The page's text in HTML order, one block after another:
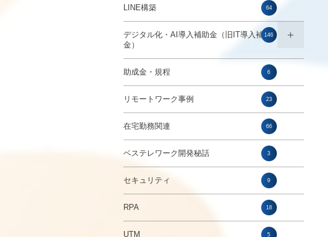
LINE構築 64
デジタル化・AI導入補助金（旧IT導入補助
金）
146
助成金・規程 6
リモートワーク事例 23
在宅勤務関連 66
ベステレワーク開発秘話 3
セキュリティ 9
RPA 18
UTM 5